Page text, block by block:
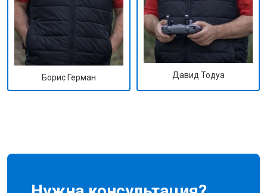
Борис Герман Давид Тодуа